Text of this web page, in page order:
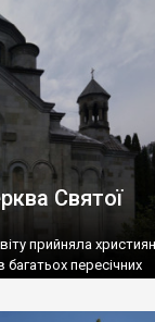
“Вино. Крим
вдосталь: воно все
Святої
прийняла
пересічних